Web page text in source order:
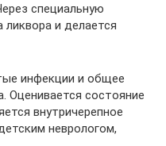
специальную
ликвора и делается
инфекции и общее
Оценивается состояние
внутричерепное
неврологом,